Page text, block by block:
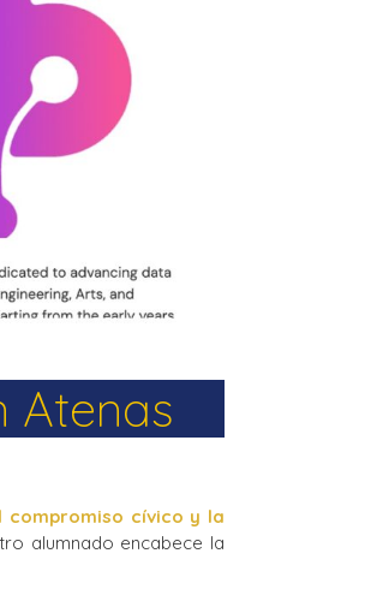
Atenas
compromiso cívico y la
alumnado encabece la